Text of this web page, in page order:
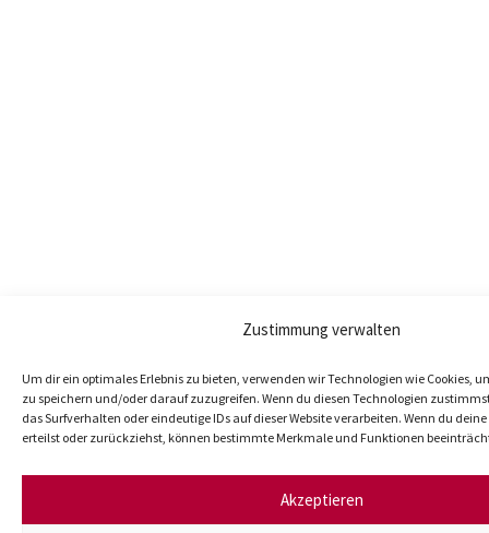
Zustimmung verwalten
Um dir ein optimales Erlebnis zu bieten, verwenden wir Technologien wie Cookies,
zu speichern und/oder darauf zuzugreifen. Wenn du diesen Technologien
das Surfverhalten oder eindeutige IDs auf dieser Website verarbeiten. Wenn du
erteilst oder zurückziehst, können bestimmte Merkmale und Funktionen
Akzeptieren